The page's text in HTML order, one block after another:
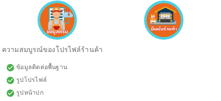
ความสมบูรณ์ของโปรไฟล์ร้านค้า
check_circle ข้อมูลติดต่อพื้นฐาน
check_circle รูปโปรไฟล์
check_circle รูปหน้าปก